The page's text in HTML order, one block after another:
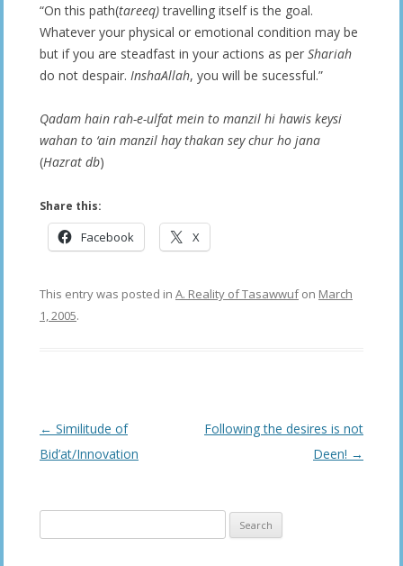
“On this path(tareeq)travelling itself is the goal.
Whatever your physical or emotional condition may be
but if you are steadfast in your actions as per Shariah
do not despair. InshaAllah, you will be sucessful.”
Qadam hain rah-e-ulfat mein to manzil hi hawis keysi
wahan to ‘ain manzil hay thakan sey chur ho jana
(Hazrat db)
Share this:
Facebook X
This entry was posted in A. Reality of Tasawwufon March
1, 2005.
Post
navigation
← Similitude of
Bid’at/Innovation
Following the desires is not
Deen! →
for: